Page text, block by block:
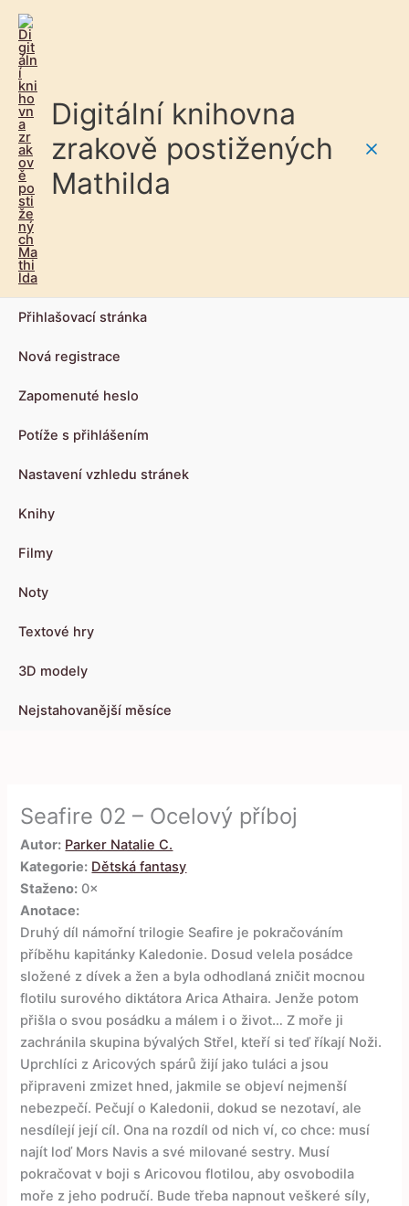
Digitální knihovna
zrakově postižených
Mathilda
Přihlašovací stránka
Nová registrace
Zapomenuté heslo
Potíže s přihlášením
Nastavení vzhledu stránek
Knihy
Filmy
Noty
Textové hry
3D modely
Nejstahovanější měsíce
Seafire 02 – Ocelový příboj
Autor: Parker Natalie C.
Kategorie: Dětská fantasy
Staženo: 0×
Anotace:
Druhý díl námořní trilogie Seafire je pokračováním
příběhu kapitánky Kaledonie. Dosud velela posádce
složené z dívek a žen a byla odhodlaná zničit mocnou
flotilu surového diktátora Arica Athaira. Jenže potom
přišla o svou posádku a málem i o život… Z moře ji
zachránila skupina bývalých Střel, kteří si teď říkají Noži.
Uprchlíci z Aricových spárů žijí jako tuláci a jsou
připraveni zmizet hned, jakmile se objeví nejmenší
nebezpečí. Pečují o Kaledonii, dokud se nezotaví, ale
nesdílejí její cíl. Ona na rozdíl od nich ví, co chce: musí
najít loď Mors Navis a své milované sestry. Musí
pokračovat v boji s Aricovou flotilou, aby osvobodila
moře z jeho područí. Bude třeba napnout veškeré síly,